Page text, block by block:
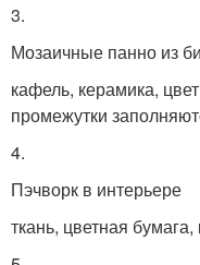
3.
Мозаичные панно из
кафель, керамика,
промежутки
4.
Пэчворк в интерьере
ткань, цветная бумага,